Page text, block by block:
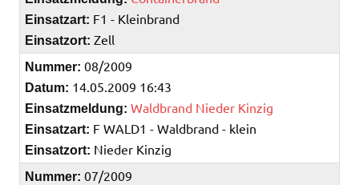
Einsatzart: F1 - Kleinbrand
Einsatzort: Zell
Nummer: 08/2009
Datum: 14.05.2009 16:43
Einsatzmeldung: Waldbrand Nieder Kinzig
Einsatzart: F WALD1 - Waldbrand - klein
Einsatzort: Nieder Kinzig
Nummer: 07/2009